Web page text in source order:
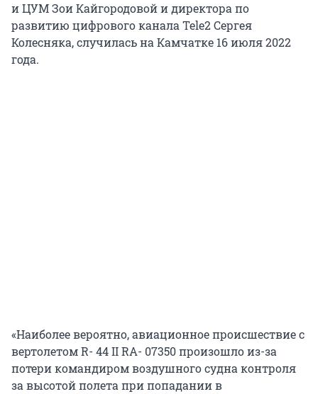
и ЦУМ Зои Кайгородовой и директора по
развитию цифрового канала Tele2 Сергея
Колесняка, случилась на Камчатке 16 июля 2022
года.
«Наиболее вероятно, авиационное происшествие с
вертолетом R- 44 II RA- 07350 произошло из-за
потери командиром воздушного судна контроля
за высотой полета при попадании в